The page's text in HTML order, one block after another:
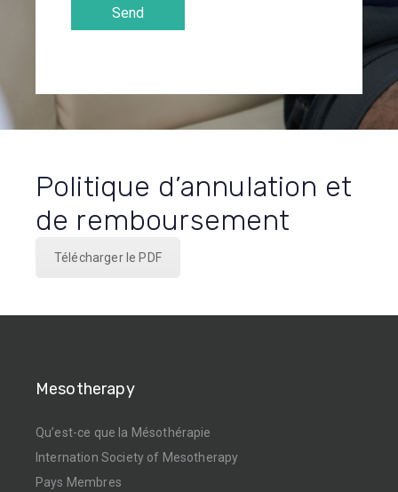
Politique d’annulation et
de remboursement
Télécharger le PDF
Mesotherapy
Qu’est-ce que la Mésothérapie
Internation Society of Mesotherapy
Pays Membres